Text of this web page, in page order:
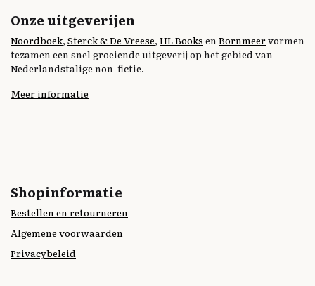
Onze uitgeverijen
Noordboek, Sterck & De Vreese, HL Books enBornmeervormen
tezamen een snel groeiende uitgeverij op het gebied van
Nederlandstalige non-fictie.
Meer informatie
Shopinformatie
Bestellen en retourneren
Algemene voorwaarden
Privacybeleid